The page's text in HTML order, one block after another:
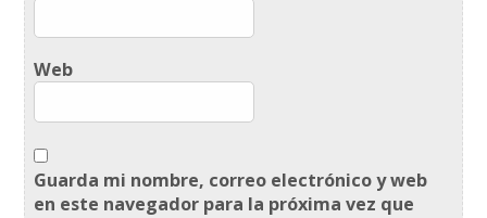
Web
Guarda mi nombre, correo electrónico y web
en este navegador para la próxima vez que